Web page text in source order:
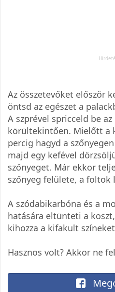
Az összetevőket először
öntsd az egészet a
A szprével spricceld be
körültekintően. Mielőtt a
percig hagyd a
majd egy kefével
szőnyeget. Már ekkor
szőnyeg felülete, a foltok
A szódabikarbóna és a
hatására eltünteti a
kihozza a kifakult
Hasznos volt? Akkor ne